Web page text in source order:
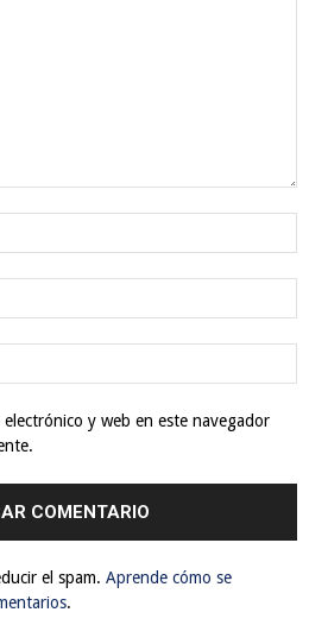
y web en este navegador
el spam. Aprende cómo se
.